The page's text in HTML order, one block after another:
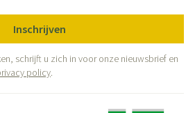
Inschrijven
schrijft u zich in voor onze nieuwsbrief en
policy.